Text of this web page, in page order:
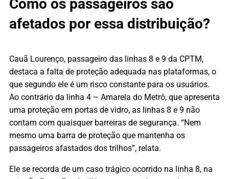
Como os passageiros são
afetados por essa distribuição?
Cauã Lourenço, passageiro das linhas 8 e 9 da CPTM,
destaca a falta de proteção adequada nas plataformas, o
que segundo ele é um risco constante para os usuários.
Ao contrário da linha 4 – Amarela do Metrô, que apresenta
uma proteção em portas de vidro, as linhas 8 e 9 não
contam com quaisquer barreiras de segurança. “Nem
mesmo uma barra de proteção que mantenha os
passageiros afastados dos trilhos”, relata.
Ele se recorda de um caso trágico ocorrido na linha 8, na